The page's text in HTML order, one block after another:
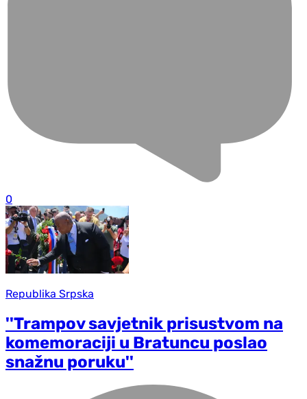
0
Republika Srpska
''Trampov savjetnik prisustvom na
komemoraciji u Bratuncu poslao
snažnu poruku''